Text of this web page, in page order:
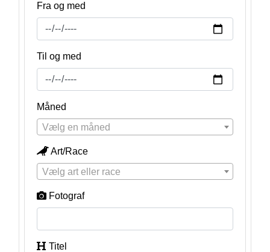
Fra og med
Til og med
Måned
Vælg en måned
Art/Race
Vælg art eller race
Fotograf
Titel